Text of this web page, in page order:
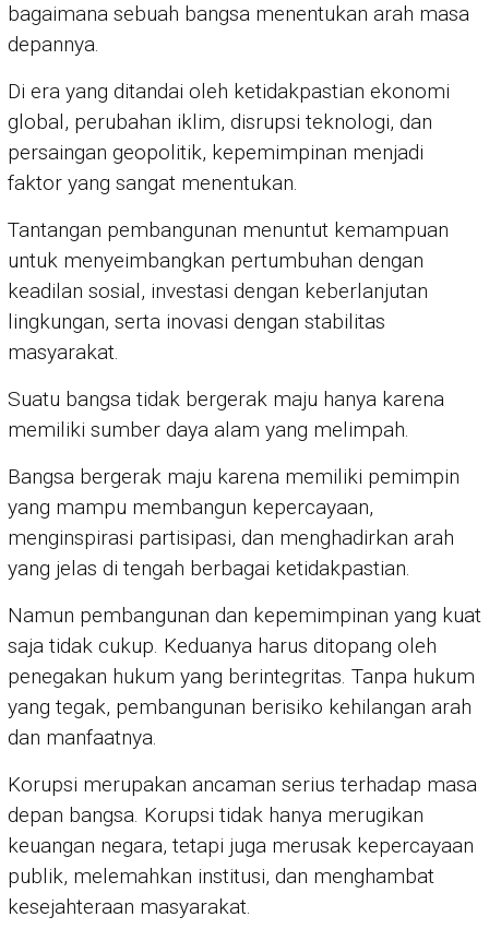
bagaimana sebuah bangsa menentukan arah masa
depannya.
Di era yang ditandai oleh ketidakpastian ekonomi
global, perubahan iklim, disrupsi teknologi, dan
persaingan geopolitik, kepemimpinan menjadi
faktor yang sangat menentukan.
Tantangan pembangunan menuntut kemampuan
untuk menyeimbangkan pertumbuhan dengan
keadilan sosial, investasi dengan keberlanjutan
lingkungan, serta inovasi dengan stabilitas
masyarakat.
Suatu bangsa tidak bergerak maju hanya karena
memiliki sumber daya alam yang melimpah.
Bangsa bergerak maju karena memiliki pemimpin
yang mampu membangun kepercayaan,
menginspirasi partisipasi, dan menghadirkan arah
yang jelas di tengah berbagai ketidakpastian.
Namun pembangunan dan kepemimpinan yang kuat
saja tidak cukup. Keduanya harus ditopang oleh
penegakan hukum yang berintegritas. Tanpa hukum
yang tegak, pembangunan berisiko kehilangan arah
dan manfaatnya.
Korupsi merupakan ancaman serius terhadap masa
depan bangsa. Korupsi tidak hanya merugikan
keuangan negara, tetapi juga merusak kepercayaan
publik, melemahkan institusi, dan menghambat
kesejahteraan masyarakat.